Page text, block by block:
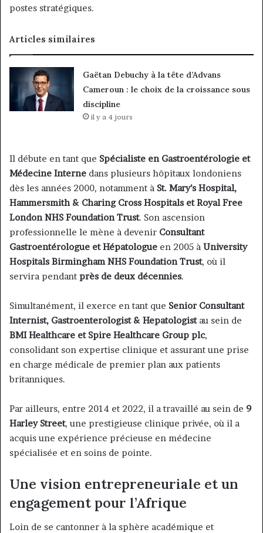
postes stratégiques.
Articles similaires
Gaëtan Debuchy à la tête d’Advans
Cameroun : le choix de la croissance sous
discipline
il y a 4 jours
Il débute en tant que Spécialiste en Gastroentérologie et
Médecine Interne dans plusieurs hôpitaux londoniens
dès les années 2000, notamment à St. Mary’s Hospital,
Hammersmith & Charing Cross Hospitals et Royal Free
London NHS Foundation Trust. Son ascension
professionnelle le mène à devenir Consultant
Gastroentérologue et Hépatologue en 2005 à University
Hospitals Birmingham NHS Foundation Trust, où il
servira pendant près de deux décennies.
Simultanément, il exerce en tant que Senior Consultant
Internist, Gastroenterologist & Hepatologistau sein de
BMI Healthcare et Spire Healthcare Group plc,
consolidant son expertise clinique et assurant une prise
en charge médicale de premier plan aux patients
britanniques.
Par ailleurs, entre 2014 et 2022, il a travaillé au sein de 9
Harley Street, une prestigieuse clinique privée, où il a
acquis une expérience précieuse en médecine
spécialisée et en soins de pointe.
Une vision entrepreneuriale et un
engagement pour l’Afrique
Loin de se cantonner à la sphère académique et